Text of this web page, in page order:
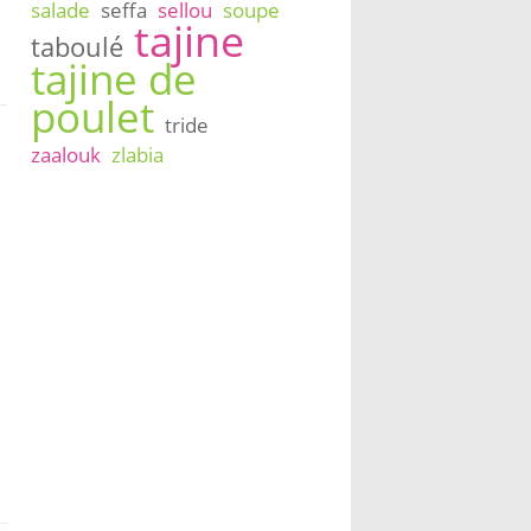
salade seffa sellou soupe
taboulé tajine
tajine de
poulet tride
zaalouk zlabia